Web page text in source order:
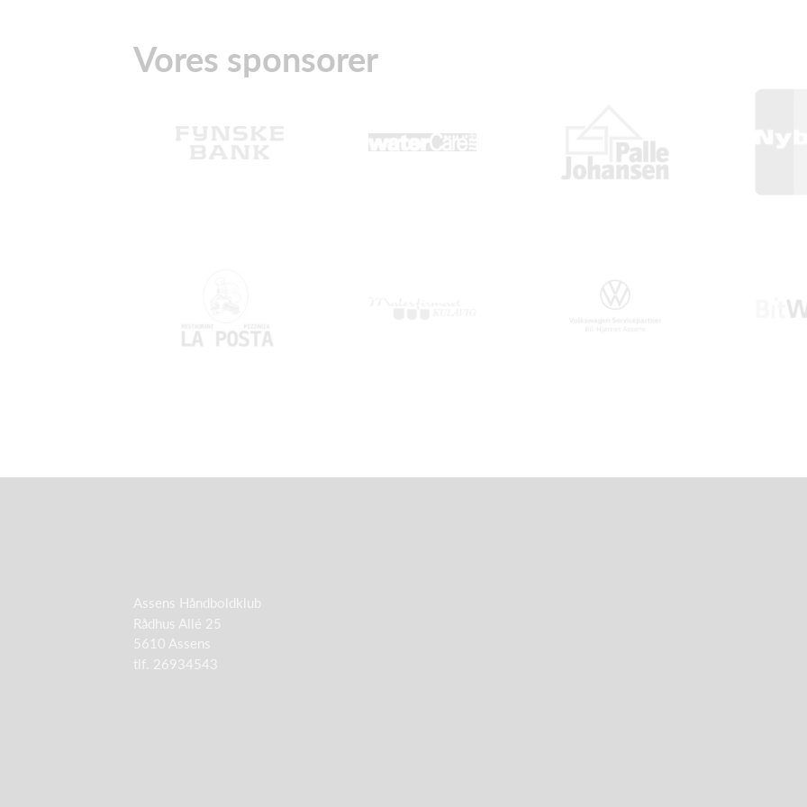
Vores sponsorer
Assens Håndboldklub
Rådhus Allé 25
5610 Assens
tlf. 26934543